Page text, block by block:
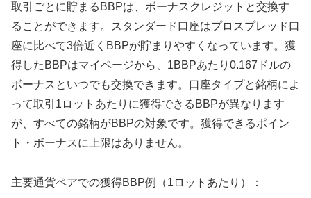
取引ごとに貯まるBBPは、ボーナスクレジットと交換す
ることができます。スタンダード口座はプロスプレッド口
座に比べて3倍近くBBPが貯まりやすくなっています。獲
得したBBPはマイページから、1BBPあたり0.167ドルの
ボーナスといつでも交換できます。口座タイプと銘柄によ
って取引1ロットあたりに獲得できるBBPが異なります
が、すべての銘柄がBBPの対象です。獲得できるポイン
ト・ボーナスに上限はありません。
主要通貨ペアでの獲得BBP例（1ロットあたり）：